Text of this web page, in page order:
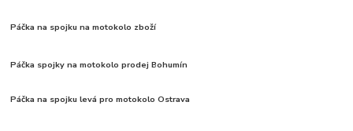
Páčka na spojku na motokolo zboží
Páčka spojky na motokolo prodej Bohumín
Páčka na spojku levá pro motokolo Ostrava